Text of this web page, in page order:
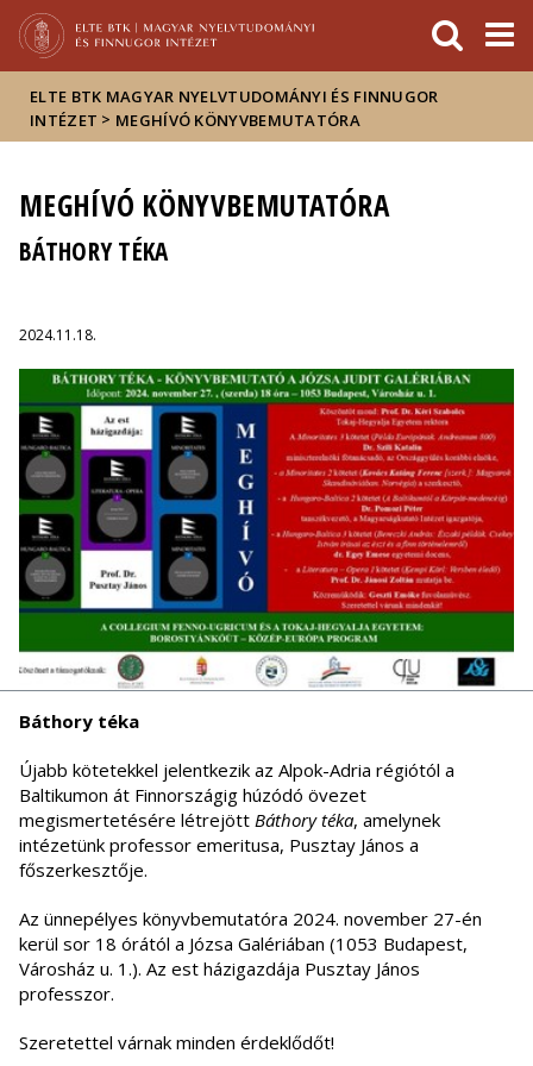
Hírek
Események
ELTE a
sajtóban
ELTE BTK MAGYAR NYELVTUDOMÁNYI ÉS FINNUGOR
INTÉZET > MEGHÍVÓ KÖNYVBEMUTATÓRA
MEGHÍVÓ KÖNYVBEMUTATÓRA
BÁTHORY TÉKA
2024.11.18.
Báthory téka
Újabb kötetekkel jelentkezik az Alpok-Adria régiótól a
Baltikumon át Finnországig húzódó övezet
megismertetésére létrejött Báthory téka, amelynek
intézetünk professor emeritusa, Pusztay János a
főszerkesztője.
Az ünnepélyes könyvbemutatóra 2024. november 27-én
kerül sor 18 órától a Józsa Galériában (1053 Budapest,
Városház u. 1.). Az est házigazdája Pusztay János
professzor.
Szeretettel várnak minden érdeklődőt!